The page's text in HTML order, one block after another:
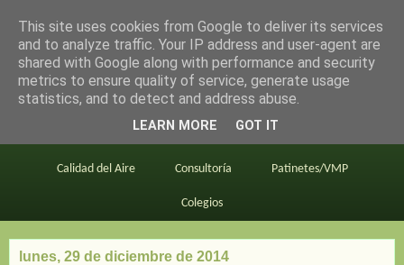
en bici por madrid
Este blog BiciMAD Primeros consejos
Calidad del Aire Consultoría Patinetes/VMP
Colegios
lunes, 29 de diciembre de 2014
This site uses cookies from Google to deliver its services
and to analyze traffic. Your IP address and user-agent are
shared with Google along with performance and security
metrics to ensure quality of service, generate usage
statistics, and to detect and address abuse.
LEARN MORE GOT IT